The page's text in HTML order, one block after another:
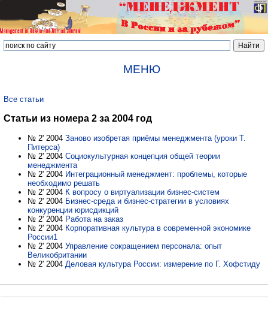
МЕНЮ
Все статьи
Статьи из номера 2 за 2004 год
№ 2' 2004 Заново изобретая приёмы менеджмента (уроки Т.
Питерса)
№ 2' 2004 Социокультурная концепция общей теории
менеджмента
№ 2' 2004 Интеграционный менеджмент: проблемы, которые
необходимо решать
№ 2' 2004 К вопросу о виртуализации бизнес-систем
№ 2' 2004 Бизнес-среда и бизнес-стратегии в условиях
конкуренции юрисдикций
№ 2' 2004 Работа на заказ
№ 2' 2004 Корпоративная культура в современной экономике
России1
№ 2' 2004 Управление сокращением персонала: опыт
Великобритании
№ 2' 2004 Деловая культура России: измерение по Г. Хофстиду